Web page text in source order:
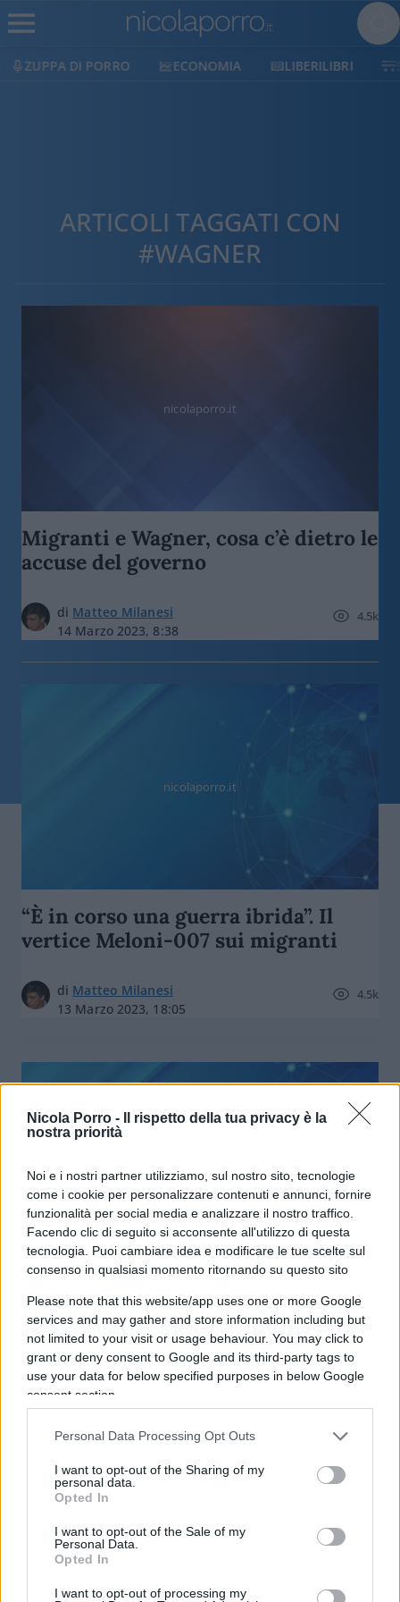
Nicola Porro -
Il rispetto della tua privacy è la
nostra priorità
Noi e i nostri partner utilizziamo, sul nostro sito, tecnologie
come i cookie per personalizzare contenuti e annunci, fornire
funzionalità per social media e analizzare il nostro traffico.
Facendo clic di seguito si acconsente all'utilizzo di questa
tecnologia. Puoi cambiare idea e modificare le tue scelte sul
consenso in qualsiasi momento ritornando su questo sito
Please note that this website/app uses one or more Google
services and may gather and store information including but
not limited to your visit or usage behaviour. You may click to
grant or deny consent to Google and its third-party tags to
use your data for below specified purposes in below Google
consent section.
Personal Data Processing Opt Outs
I want to opt-out of the Sharing of my
personal data.
Opted In
I want to opt-out of the Sale of my
Personal Data.
Opted In
I want to opt-out of processing my
ZUPPA DI PORRO ECONOMIA LIBERILIBRI
ARTICOLI TAGGATI CON
#WAGNER
nicolaporro.it
Migranti e Wagner, cosa c’è dietro le
accuse del governo
di Matteo Milanesi
14 Marzo 2023, 8:38
4.5k
nicolaporro.it
“È in corso una guerra ibrida”. Il
vertice Meloni-007 sui migranti
di Matteo Milanesi
13 Marzo 2023, 18:05
4.5k
Il senso della battaglia per
Bakhmut: carne da cannone per
prendere tempo
di Stefano Magni
5 Marzo 2023, 5:58